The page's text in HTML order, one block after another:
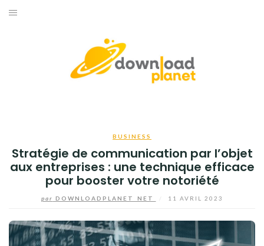
Aller
BUSINESS
Stratégie de communication par l’objet
aux entreprises : une technique efficace
pour booster votre notoriété
par DOWNLOADPLANET_NET 11 AVRIL 2023
INTERNET